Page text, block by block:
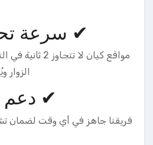
✔ سرعة
مواقع كيان لا
✔ دعم
فريقنا جاهز في أي وقت لضمان